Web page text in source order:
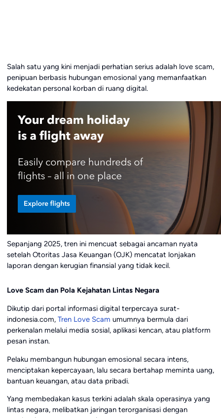
Salah satu yang kini menjadi perhatian serius adalah love scam,
penipuan berbasis hubungan emosional yang memanfaatkan
kedekatan personal korban di ruang digital.
Sepanjang 2025, tren ini mencuat sebagai ancaman nyata
setelah Otoritas Jasa Keuangan (OJK) mencatat lonjakan
laporan dengan kerugian finansial yang tidak kecil.
Love Scam dan Pola Kejahatan Lintas Negara
Dikutip dari portal informasi digital terpercaya surat-
indonesia.com, Tren Love Scam umumnya bermula dari
perkenalan melalui media sosial, aplikasi kencan, atau platform
pesan instan.
Pelaku membangun hubungan emosional secara intens,
menciptakan kepercayaan, lalu secara bertahap meminta uang,
bantuan keuangan, atau data pribadi.
Yang membedakan kasus terkini adalah skala operasinya yang
lintas negara, melibatkan jaringan terorganisasi dengan